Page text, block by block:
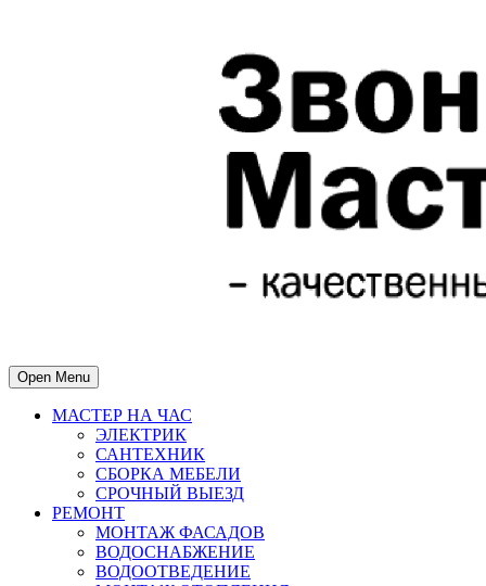
Open Menu
МАСТЕР НА ЧАС
ЭЛЕКТРИК
САНТЕХНИК
СБОРКА МЕБЕЛИ
СРОЧНЫЙ ВЫЕЗД
РЕМОНТ
МОНТАЖ ФАСАДОВ
ВОДОСНАБЖЕНИЕ
ВОДООТВЕДЕНИЕ